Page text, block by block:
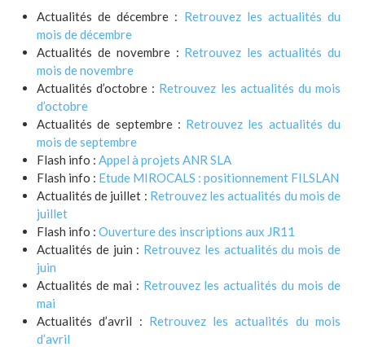
Actualités de décembre : Retrouvez les actualités du
mois de décembre
Actualités de novembre : Retrouvez les actualités du
mois de novembre
Actualités d’octobre : Retrouvez les actualités du mois
d’octobre
Actualités de septembre : Retrouvez les actualités du
mois de septembre
Flash info : Appel à projets ANR SLA
Flash info : Etude MIROCALS : positionnement FILSLAN
Actualités de juillet : Retrouvez les actualités du mois de
juillet
Flash info : Ouverture des inscriptions aux JR11
Actualités de juin : Retrouvez les actualités du mois de
juin
Actualités de mai : Retrouvez les actualités du mois de
mai
Actualités d’avril : Retrouvez les actualités du mois
d’avril